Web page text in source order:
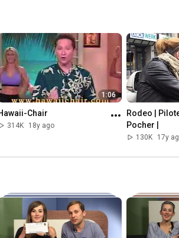
We keep you updated!
1:06
Chair
314K 18y ago
Rodeo |
Pocher |
130K 17y